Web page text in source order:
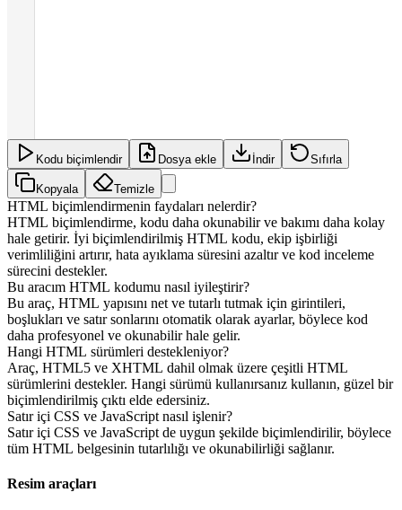
Kodu biçimlendir Dosya ekle İndir Sıfırla
Kopyala Temizle
HTML biçimlendirmenin faydaları nelerdir?
HTML biçimlendirme, kodu daha okunabilir ve bakımı daha kolay
hale getirir. İyi biçimlendirilmiş HTML kodu, ekip işbirliği
verimliliğini artırır, hata ayıklama süresini azaltır ve kod inceleme
sürecini destekler.
Bu aracım HTML kodumu nasıl iyileştirir?
Bu araç, HTML yapısını net ve tutarlı tutmak için girintileri,
boşlukları ve satır sonlarını otomatik olarak ayarlar, böylece kod
daha profesyonel ve okunabilir hale gelir.
Hangi HTML sürümleri destekleniyor?
Araç, HTML5 ve XHTML dahil olmak üzere çeşitli HTML
sürümlerini destekler. Hangi sürümü kullanırsanız kullanın, güzel bir
biçimlendirilmiş çıktı elde edersiniz.
Satır içi CSS ve JavaScript nasıl işlenir?
Satır içi CSS ve JavaScript de uygun şekilde biçimlendirilir, böylece
tüm HTML belgesinin tutarlılığı ve okunabilirliği sağlanır.
Resim araçları